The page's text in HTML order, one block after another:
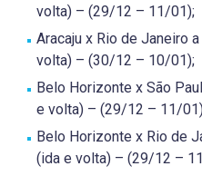
volta) – (29/12 – 11/01);
Aracaju x Rio de Janeiro
volta) – (30/12 – 10/01);
Belo Horizonte x São
e volta) – (29/12 – 11/
Belo Horizonte x Rio de
(ida e volta) – (29/12 –